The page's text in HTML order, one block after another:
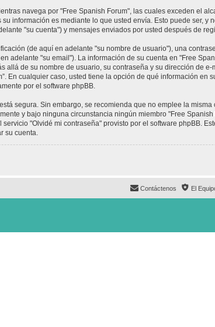
navega por "Free Spanish Forum", las cuales exceden el
información es mediante lo que usted envía. Esto puede ser,
"su cuenta") y mensajes enviados por usted después de
(de aquí en adelante "su nombre de usuario"), una
adelante "su email"). La información de su cuenta en "Free
allá de su nombre de usuario, su contraseña y su dirección de
En cualquier caso, usted tiene la opción de qué información
por el software phpBB.
segura. Sin embargo, se recomienda que no emplee la
y bajo ninguna circunstancia ningún miembro "Free
"Olvidé mi contraseña" provisto por el software phpBB.
su cuenta.
El
Contáctenos